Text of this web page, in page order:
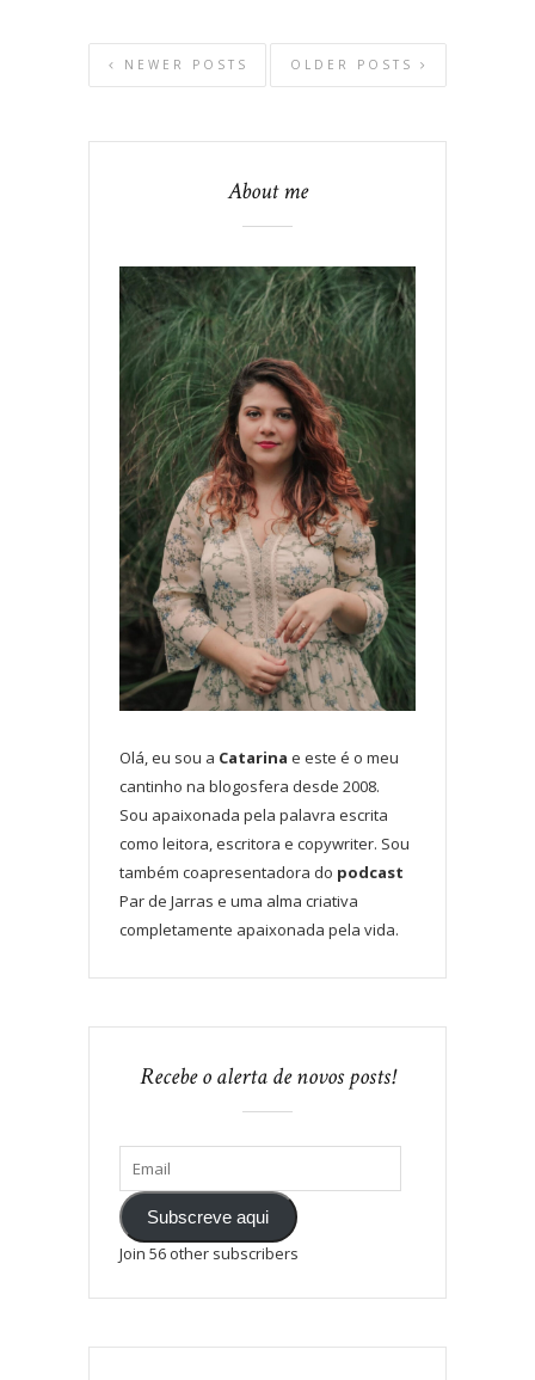
OLDER POSTS
NEWER POSTS
About me
Olá, eu sou a Catarina e este é o meu
cantinho na blogosfera desde 2008.
Sou apaixonada pela palavra escrita
como leitora, escritora e copywriter. Sou
também coapresentadora do podcast
Par de Jarras e uma alma criativa
completamente apaixonada pela vida.
Recebe o alerta de novos posts!
Subscreve aqui
Join 56 other subscribers